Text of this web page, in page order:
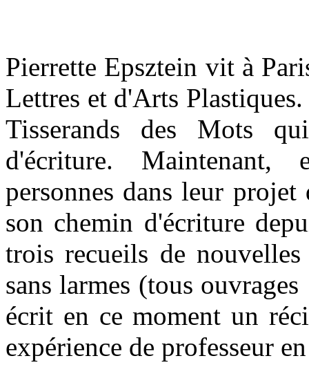
Pierrette Epsztein vit à
Lettres et d'Arts
Tisserands des Mots
d'écriture. Maintenant,
personnes dans leur
son chemin d'écriture
trois recueils de
sans larmes (tous
écrit en ce moment un
expérience de professeur